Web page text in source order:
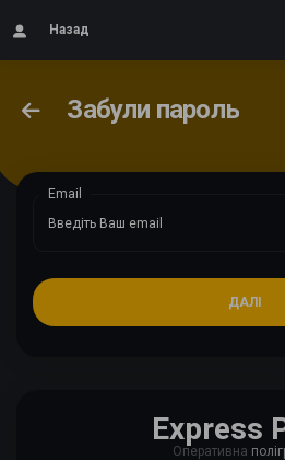
Назад
Забули пароль
Email
Express
Оперативна